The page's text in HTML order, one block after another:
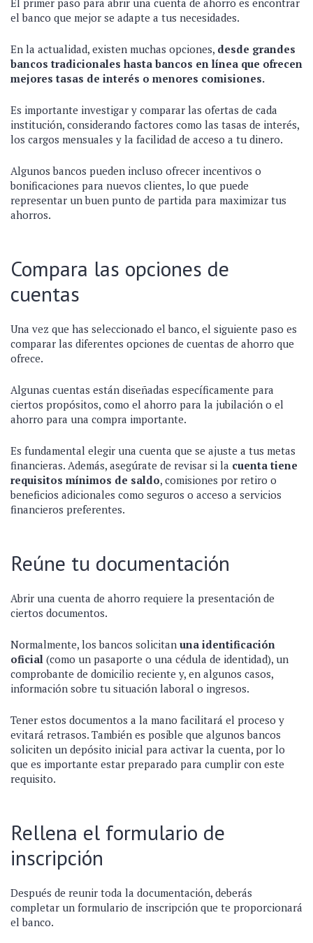
El primer paso para abrir una cuenta de ahorro es encontrar
el banco que mejor se adapte a tus necesidades.
En la actualidad, existen muchas opciones, desde grandes
bancos tradicionales hasta bancos en línea que ofrecen
mejores tasas de interés o menores comisiones.
Es importante investigar y comparar las ofertas de cada
institución, considerando factores como las tasas de interés,
los cargos mensuales y la facilidad de acceso a tu dinero.
Algunos bancos pueden incluso ofrecer incentivos o
bonificaciones para nuevos clientes, lo que puede
representar un buen punto de partida para maximizar tus
ahorros.
Compara las opciones de
cuentas
Una vez que has seleccionado el banco, el siguiente paso es
comparar las diferentes opciones de cuentas de ahorro que
ofrece.
Algunas cuentas están diseñadas específicamente para
ciertos propósitos, como el ahorro para la jubilación o el
ahorro para una compra importante.
Es fundamental elegir una cuenta que se ajuste a tus metas
financieras. Además, asegúrate de revisar si la cuenta tiene
requisitos mínimos de saldo, comisiones por retiro o
beneficios adicionales como seguros o acceso a servicios
financieros preferentes.
Reúne tu documentación
Abrir una cuenta de ahorro requiere la presentación de
ciertos documentos.
Normalmente, los bancos solicitan una identificación
oficial (como un pasaporte o una cédula de identidad), un
comprobante de domicilio reciente y, en algunos casos,
información sobre tu situación laboral o ingresos.
Tener estos documentos a la mano facilitará el proceso y
evitará retrasos. También es posible que algunos bancos
soliciten un depósito inicial para activar la cuenta, por lo
que es importante estar preparado para cumplir con este
requisito.
Rellena el formulario de
inscripción
Después de reunir toda la documentación, deberás
completar un formulario de inscripción que te proporcionará
el banco.